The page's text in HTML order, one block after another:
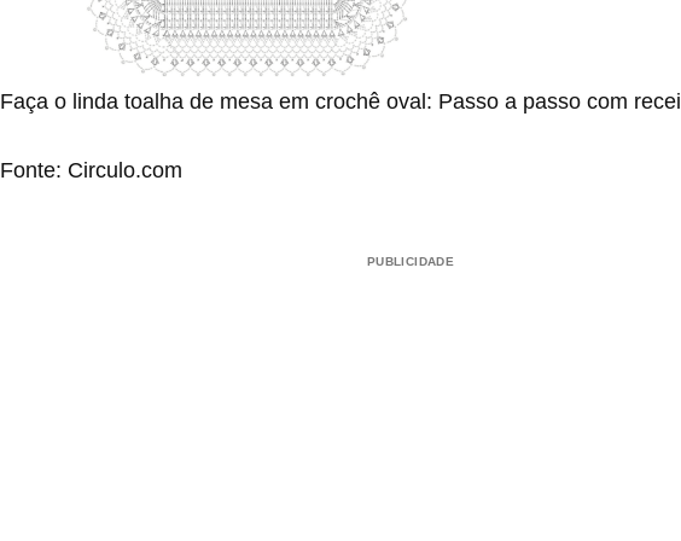
Faça o linda toalha de mesa em crochê oval: Passo a passo com
Fonte: Circulo.com
PUBLICIDADE